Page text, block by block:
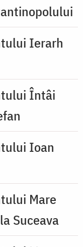
Ierarh
Întâi
Ioan
Mare
Suceava